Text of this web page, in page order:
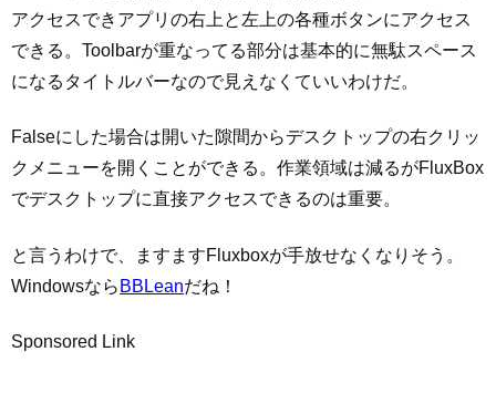
アクセスできアプリの右上と左上の各種ボタンにアクセス
できる。Toolbarが重なってる部分は基本的に無駄スペース
になるタイトルバーなので見えなくていいわけだ。
Falseにした場合は開いた隙間からデスクトップの右クリッ
クメニューを開くことができる。作業領域は減るがFluxBox
でデスクトップに直接アクセスできるのは重要。
と言うわけで、ますますFluxboxが手放せなくなりそう。
Windowsなら BBLeanだね！
Sponsored Link